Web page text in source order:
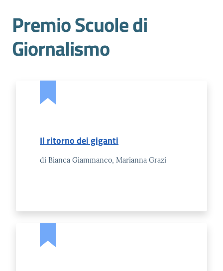
Seguici
Premio Scuole di
Giornalismo
Il ritorno dei giganti
di Bianca Giammanco, Marianna Grazi